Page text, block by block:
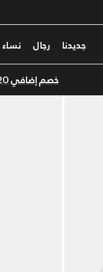
جديدنا رجال نساء
خصم إضافي 20%*. باستخدام الكود EXTRA20